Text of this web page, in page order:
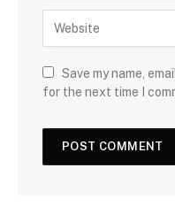
Save my name,
for the next time I